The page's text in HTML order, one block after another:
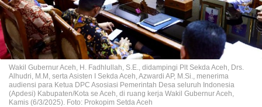
Wakil Gubernur Aceh, H. Fadhlullah, S.E., didampingi Plt Sekda Aceh, Drs.
Alhudri, M.M, serta Asisten I Sekda Aceh, Azwardi AP, M.Si., menerima
audiensi para Ketua DPC Asosiasi Pemerintah Desa seluruh Indonesia
(Apdesi) Kabupaten/Kota se Aceh, di ruang kerja Wakil Gubernur Aceh,
Kamis (6/3/2025). Foto: Prokopim Setda Aceh